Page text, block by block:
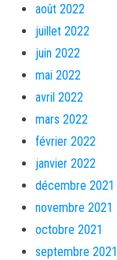
août 2022
juillet 2022
juin 2022
mai 2022
avril 2022
mars 2022
février 2022
janvier 2022
décembre 2021
novembre 2021
octobre 2021
septembre 2021